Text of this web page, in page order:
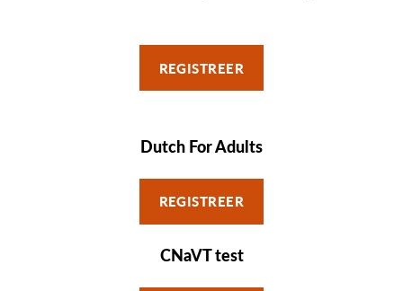
REGISTREER
Dutch For Adults
REGISTREER
CNaVT test